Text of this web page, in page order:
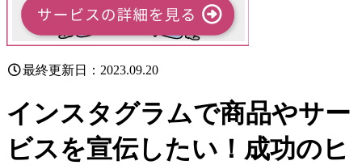
最終更新日：2023.09.20
インスタグラムで商品やサー
ビスを宣伝したい！成功のヒ